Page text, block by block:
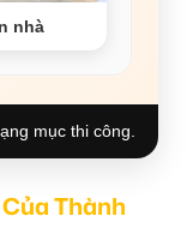
nhà
mục thi công.
Thành